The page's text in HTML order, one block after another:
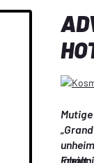
Inhalt: